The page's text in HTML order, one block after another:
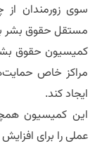
سوی زورمندان
مستقل حقوق بشر
کمیسیون حقوق
مراکز خاص
ایجاد کند.
این کمیسیون
عملی را برای